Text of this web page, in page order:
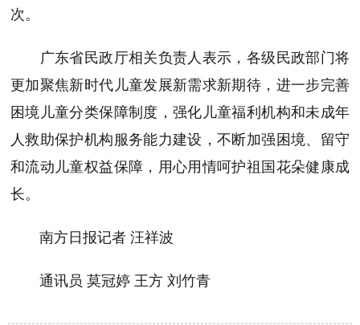
次。
广东省民政厅相关负责人表示，各级民政部门将
更加聚焦新时代儿童发展新需求新期待，进一步完善
困境儿童分类保障制度，强化儿童福利机构和未成年
人救助保护机构服务能力建设，不断加强困境、留守
和流动儿童权益保障，用心用情呵护祖国花朵健康成
长。
南方日报记者 汪祥波
通讯员 莫冠婷 王方 刘竹青